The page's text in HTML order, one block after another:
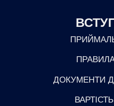
ДОКУМЕНТИ